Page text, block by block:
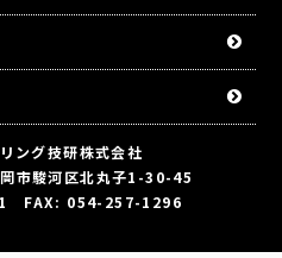
ング技研株式会社
市駿河区北丸子1-30-45
FAX: 054-257-1296